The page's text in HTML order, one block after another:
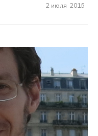
2 июля 2015